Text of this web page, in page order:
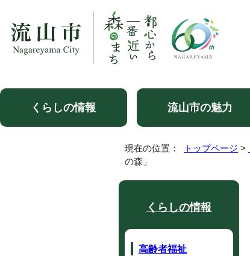
くらしの情報 流山市の魅力
現在の位置： トップページ >
の森」
くらしの情報
高齢者福祉